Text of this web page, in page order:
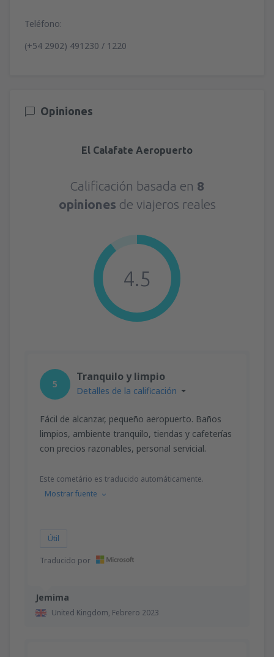
Teléfono:
(+54 2902) 491230 / 1220
Opiniones
El Calafate Aeropuerto
Calificación basada en 8
opiniones de viajeros reales
4.5
Jemima
United Kingdom, Febrero 2023
5
Tranquilo y limpio
Detalles de la calificación
Fácil de alcanzar, pequeño aeropuerto. Baños
limpios, ambiente tranquilo, tiendas y cafeterías
con precios razonables, personal servicial.
Este cometário es traducido automáticamente.
Mostrar fuente
Útil
Traducido por